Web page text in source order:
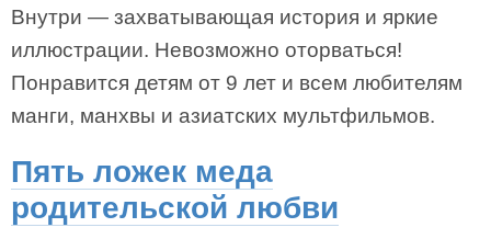
Внутри — захватывающая история и яркие
иллюстрации. Невозможно оторваться!
Понравится детям от 9 лет и всем любителям
манги, манхвы и азиатских мультфильмов.
Пять ложек меда
родительской любви